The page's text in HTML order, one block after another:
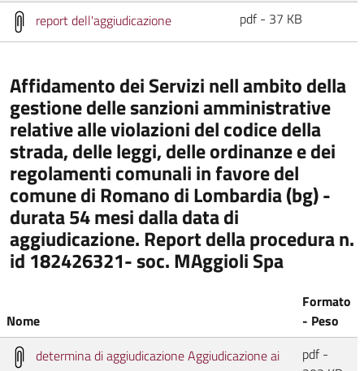
report dell'aggiudicazione pdf - 37 KB
Affidamento dei Servizi nell ambito della
gestione delle sanzioni amministrative
relative alle violazioni del codice della
strada, delle leggi, delle ordinanze e dei
regolamenti comunali in favore del
comune di Romano di Lombardia (bg) -
durata 54 mesi dalla data di
aggiudicazione. Report della procedura n.
id 182426321- soc. MAggioli Spa
Nome
Formato
- Peso
determina di aggiudicazione Aggiudicazione ai
pdf -